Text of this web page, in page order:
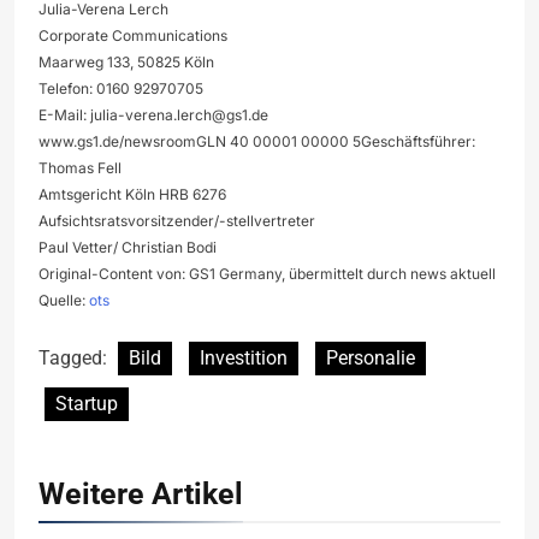
Julia-Verena Lerch
Corporate Communications
Maarweg 133, 50825 Köln
Telefon: 0160 92970705
E-Mail: julia-verena.lerch@gs1.de
www.gs1.de/newsroomGLN 40 00001 00000 5Geschäftsführer:
Thomas Fell
Amtsgericht Köln HRB 6276
Aufsichtsratsvorsitzender/-stellvertreter
Paul Vetter/ Christian Bodi
Original-Content von: GS1 Germany, übermittelt durch news aktuell
Quelle: ots
Tagged: Bild Investition
Personalie
Startup
Weitere Artikel